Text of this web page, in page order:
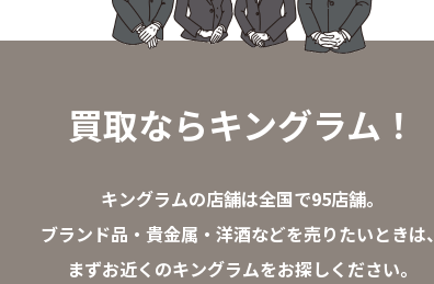
買取ならキングラム！
キングラムの店舗は全国で95店舗。
ブランド品・貴金属・洋酒などを売りたいときは、
まずお近くのキングラムをお探しください。